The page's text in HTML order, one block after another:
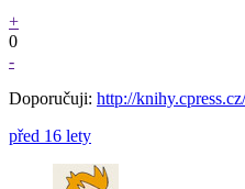
+
0
-
Doporučuji: http://
před 16 lety